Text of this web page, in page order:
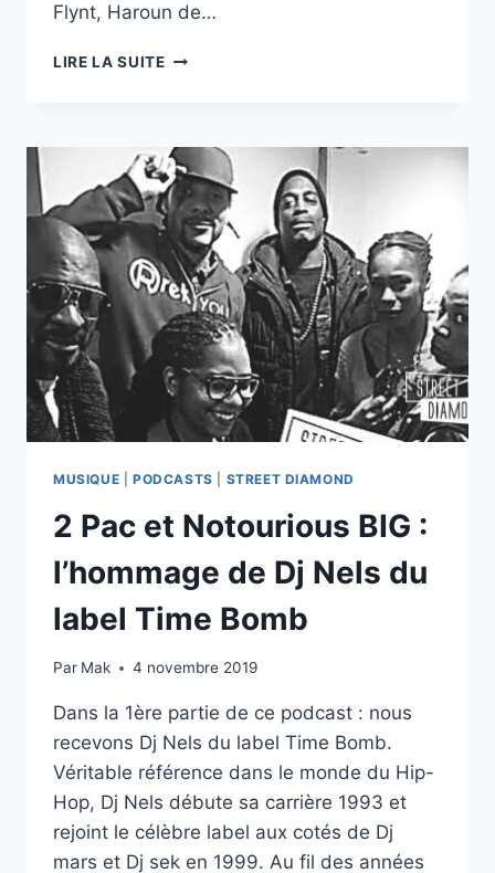
Flynt, Haroun de…
LIRE LA SUITEMENACE
LE
RAP
INDÉ
EST
BIEN
VIVANT!
AVEC
NASME
MUSIQUE PODCASTS STREET DIAMOND
2 Pac et Notourious BIG :
l’hommage de Dj Nels du
label Time Bomb
Par Mak 4 novembre 2019
Dans la 1ère partie de ce podcast : nous
recevons Dj Nels du label Time Bomb.
Véritable référence dans le monde du Hip-
Hop, Dj Nels débute sa carrière 1993 et
rejoint le célèbre label aux cotés de Dj
mars et Dj sek en 1999. Au fil des années